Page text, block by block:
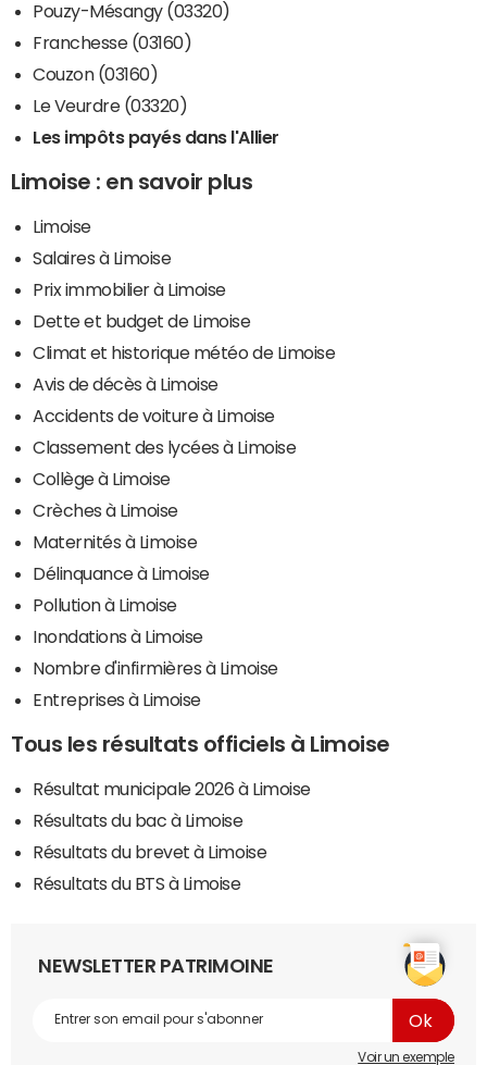
Pouzy-Mésangy (03320)
Franchesse (03160)
Couzon (03160)
Le Veurdre (03320)
Les impôts payés dans l'Allier
Limoise : en savoir plus
Limoise
Salaires à Limoise
Prix immobilier à Limoise
Dette et budget de Limoise
Climat et historique météo de Limoise
Avis de décès à Limoise
Accidents de voiture à Limoise
Classement des lycées à Limoise
Collège à Limoise
Crèches à Limoise
Maternités à Limoise
Délinquance à Limoise
Pollution à Limoise
Inondations à Limoise
Nombre d'infirmières à Limoise
Entreprises à Limoise
Tous les résultats officiels à Limoise
Résultat municipale 2026 à Limoise
Résultats du bac à Limoise
Résultats du brevet à Limoise
Résultats du BTS à Limoise
NEWSLETTER PATRIMOINE
Voir un exemple